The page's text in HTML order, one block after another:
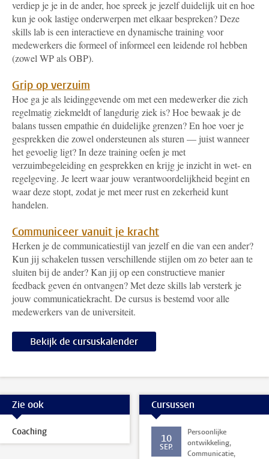
verdiep je je in de ander, hoe spreek je jezelf duidelijk uit en hoe
kun je ook lastige onderwerpen met elkaar bespreken? Deze
skills lab is een interactieve en dynamische training voor
medewerkers die formeel of informeel een leidende rol hebben
(zowel WP als OBP).
Grip op verzuim
Hoe ga je als leidinggevende om met een medewerker die zich
regelmatig ziekmeldt of langdurig ziek is? Hoe bewaak je de
balans tussen empathie én duidelijke grenzen? En hoe voer je
gesprekken die zowel ondersteunen als sturen — juist wanneer
het gevoelig ligt? In deze training oefen je met
verzuimbegeleiding en gesprekken en krijg je inzicht in wet- en
regelgeving. Je leert waar jouw verantwoordelijkheid begint en
waar deze stopt, zodat je met meer rust en zekerheid kunt
handelen.
Communiceer vanuit je kracht
Herken je de communicatiestijl van jezelf en die van een ander?
Kun jij schakelen tussen verschillende stijlen om zo beter aan te
sluiten bij de ander? Kan jij op een constructieve manier
feedback geven én ontvangen? Met deze skills lab versterk je
jouw communicatiekracht. De cursus is bestemd voor alle
medewerkers van de universiteit.
Bekijk de cursuskalender
Zie ook
Coaching
Cursussen
10
SEP.
Persoonlijke
ontwikkeling,
Communicatie,